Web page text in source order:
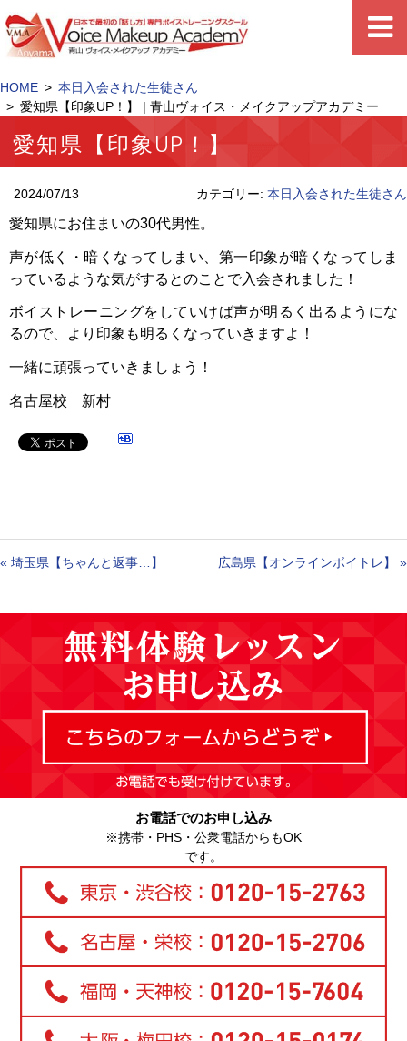
HOME
本日入会された生徒さん
愛知県【印象UP！】 | 青山ヴォイス・メイクアップアカデミー
愛知県【印象UP！】
2024/07/13 カテゴリー: 本日入会された生徒さん
愛知県にお住まいの30代男性。
声が低く・暗くなってしまい、第一印象が暗くなってしま
っているような気がするとのことで入会されました！
ボイストレーニングをしていけば声が明るく出るようにな
るので、より印象も明るくなっていきますよ！
一緒に頑張っていきましょう！
名古屋校 新村
« 埼玉県【ちゃんと返事…】 広島県【オンラインボイトレ】 »
お電話でのお申し込み
※携帯・PHS・公衆電話からもOK
です。